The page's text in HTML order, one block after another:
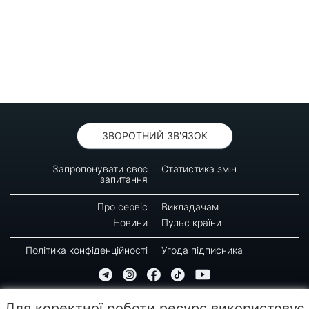
ЗВОРОТНИЙ ЗВ'ЯЗОК
Запропонувати своє
запитання
Статистика змін
Про сервіс
Викладачам
Новини
Пульс країни
Політика конфіденційності Угода підписника